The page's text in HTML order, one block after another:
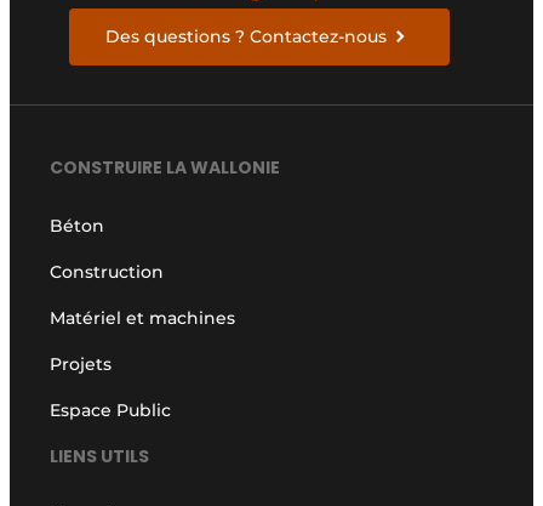
Des questions ? Contactez-nous
CONSTRUIRE LA WALLONIE
Béton
Construction
Matériel et machines
Projets
Espace Public
LIENS UTILS